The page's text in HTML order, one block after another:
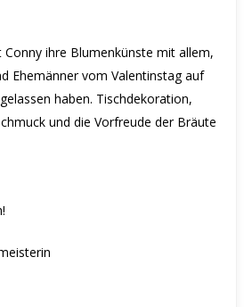
Conny ihre Blumenkünste mit allem,
Ehemänner vom Valentinstag auf
haben. Tischdekoration,
und die Vorfreude der Bräute